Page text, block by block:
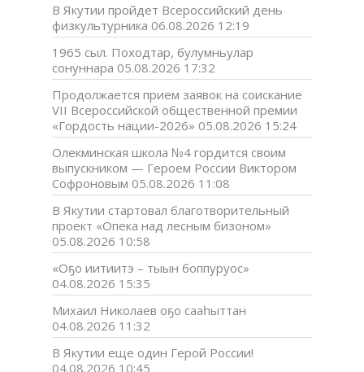
В Якутии пройдет Всероссийский день
физкультурника 06.08.2026 12:19
1965 сыл. Походтар, булумньулар
сонуннара 05.08.2026 17:32
Продолжается прием заявок на соискание
VII Всероссийской общественной премии
«Гордость нации-2026» 05.08.2026 15:24
Олекминская школа №4 гордится своим
выпускником — Героем России Виктором
Софроновым 05.08.2026 11:08
В Якутии стартовал благотворительный
проект «Опека над лесным бизоном»
05.08.2026 10:58
«Оҕо иитиитэ – тыын боппуруос»
04.08.2026 15:35
Михаил Николаев оҕо сааһыттан
04.08.2026 11:32
В Якутии еще один Герой России!
04.08.2026 10:45